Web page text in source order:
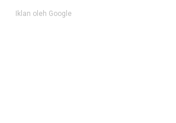
Iklan oleh Google